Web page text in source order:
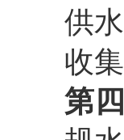
供
收
第